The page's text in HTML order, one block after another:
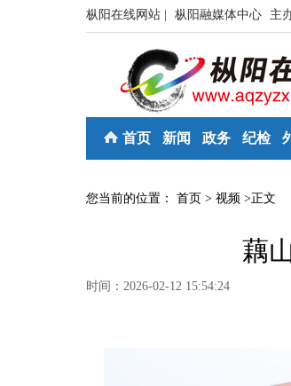
枞阳在线网站 | 枞阳融媒体中心 主
首页 新闻 政务 纪检
您当前的位置： 首页 > 视频 >正文
藕
时间：2026-02-12 15:54:24